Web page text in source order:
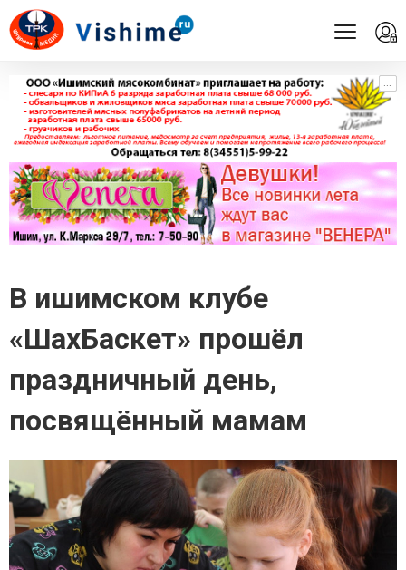
...
...
В ишимском клубе
«ШахБаскет» прошёл
праздничный день,
посвящённый мамам